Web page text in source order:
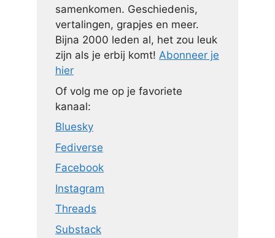
samenkomen. Geschiedenis,
vertalingen, grapjes en meer.
Bijna 2000 leden al, het zou leuk
zijn als je erbij komt! Abonneer je
hier
Of volg me op je favoriete
kanaal:
Bluesky
Fediverse
Facebook
Instagram
Threads
Substack